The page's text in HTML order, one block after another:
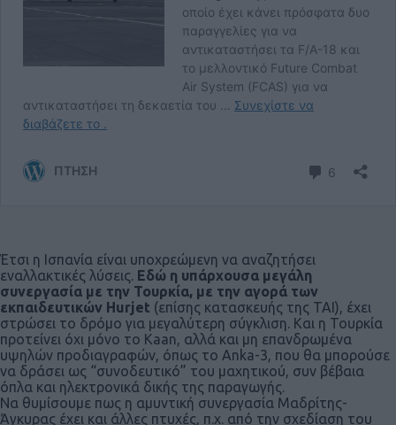
Έτσι η Ισπανία είναι υποχρεώμενη να αναζητήσει
εναλλακτικές λύσεις. Εδώ η υπάρχουσα μεγάλη
συνεργασία με την Τουρκία, με την αγορά των
εκπαιδευτικών Hurjet (επίσης κατασκευής της ΤΑΙ), έχει
στρώσει το δρόμο για μεγαλύτερη σύγκλιση. Και η Τουρκία
προτείνει όχι μόνο το Kaan, αλλά και μη επανδρωμένα
υψηλών προδιαγραφών, όπως το Anka-3, που θα μπορούσε
να δράσει ως “συνοδευτικό” του μαχητικού, συν βέβαια
όπλα και ηλεκτρονικά δικής της παραγωγής.
Να θυμίσουμε πως η αμυντική συνεργασία Μαδρίτης-
Άγκυρας έχει και άλλες πτυχές, π.χ. από την σχεδίαση του